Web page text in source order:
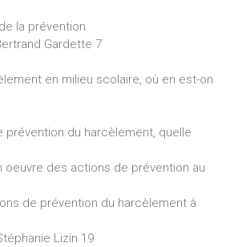
la prévention
Gardette 7
en milieu scolaire, où en est-on
prévention du harcèlement, quelle
oeuvre des actions de prévention au
de prévention du harcèlement à
Lizin 19